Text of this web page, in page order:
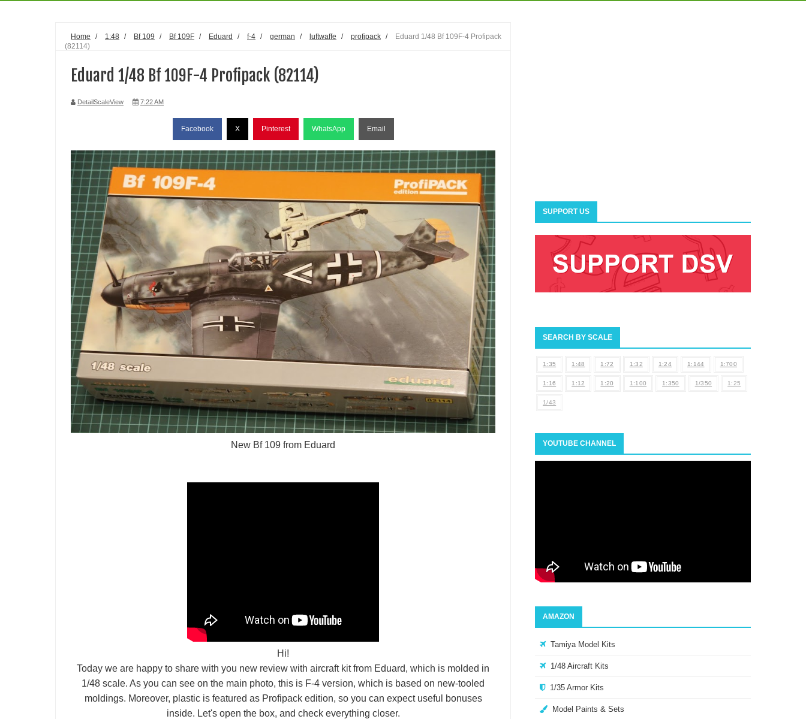
Home / 1:48 / Bf 109 / Bf 109F / Eduard / f-4 / german / luftwaffe / profipack /
Eduard 1/48 Bf 109F-4 Profipack
(82114)
Eduard 1/48 Bf 109F-4 Profipack (82114)
DetailScaleView 7:22 AM
Facebook X Pinterest WhatsApp Email
New Bf 109 from Eduard
Hi!
Today we are happy to share with you new review with aircraft kit from Eduard, which is molded in
1/48 scale. As you can see on the main photo, this is F-4 version, which is based on new-tooled
moldings. Moreover, plastic is featured as Profipack edition, so you can expect useful bonuses
inside. Let's open the box, and check everything closer.
SUPPORT US
SEARCH BY SCALE
1:35 1:48 1:72 1:32 1:24 1:144 1:700
1:16 1:12 1:20 1:100 1:350 1/350 1:25
1/43
YOUTUBE CHANNEL
AMAZON
Tamiya Model Kits
1/48 Aircraft Kits
1/35 Armor Kits
Model Paints & Sets